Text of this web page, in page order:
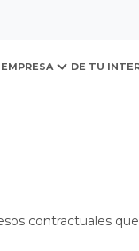
y
DE TU
contractuales